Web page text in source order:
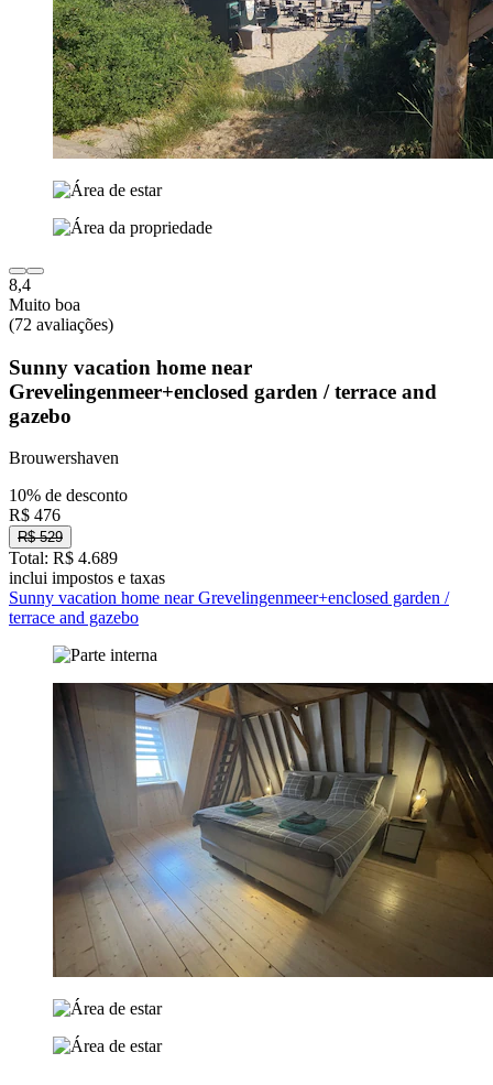
8,4
Muito boa
(72 avaliações)
Sunny vacation home near
Grevelingenmeer+enclosed garden / terrace and
gazebo
Brouwershaven
10% de desconto
R$ 476
R$ 529
Total: R$ 4.689
inclui impostos e taxas
Sunny vacation home near Grevelingenmeer+enclosed garden /
terrace and gazebo